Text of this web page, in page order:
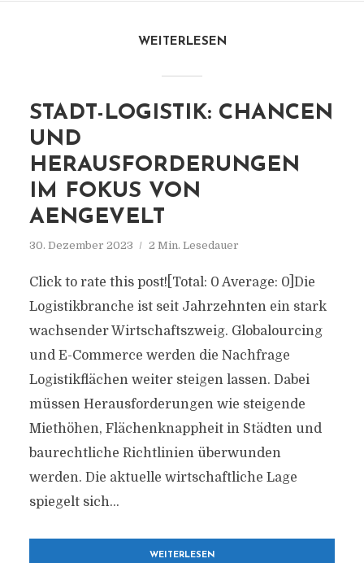
WEITERLESEN
STADT-LOGISTIK: CHANCEN
UND
HERAUSFORDERUNGEN
IM FOKUS VON
AENGEVELT
30. Dezember 2023 2 Min. Lesedauer
Click to rate this post![Total: 0 Average: 0]Die
Logistikbranche ist seit Jahrzehnten ein stark
wachsender Wirtschaftszweig. Globalourcing
und E-Commerce werden die Nachfrage
Logistikflächen weiter steigen lassen. Dabei
müssen Herausforderungen wie steigende
Miethöhen, Flächenknappheit in Städten und
baurechtliche Richtlinien überwunden
werden. Die aktuelle wirtschaftliche Lage
spiegelt sich...
WEITERLESEN